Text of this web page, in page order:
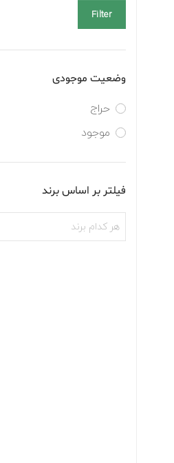
Filter
وضعیت موجودی
حراج
موجود
فیلتر بر اساس برند
هر کدام برند